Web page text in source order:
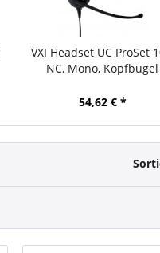
VXI Headset UC ProSet
NC, Mono, Kopfbügel
54,62 € *